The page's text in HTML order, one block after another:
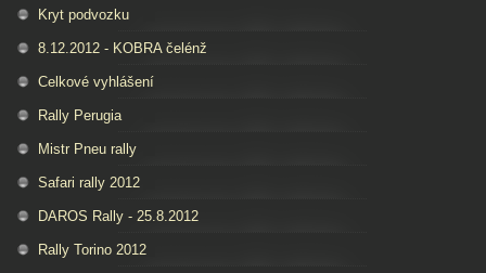
Kryt podvozku
8.12.2012 - KOBRA čelénž
Celkové vyhlášení
Rally Perugia
Mistr Pneu rally
Safari rally 2012
DAROS Rally - 25.8.2012
Rally Torino 2012